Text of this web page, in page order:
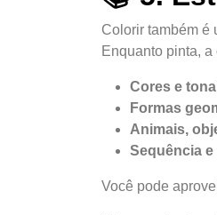
Colorir também é
Enquanto pinta,
Cores e
Formas
Animais,
Sequência
Você pode